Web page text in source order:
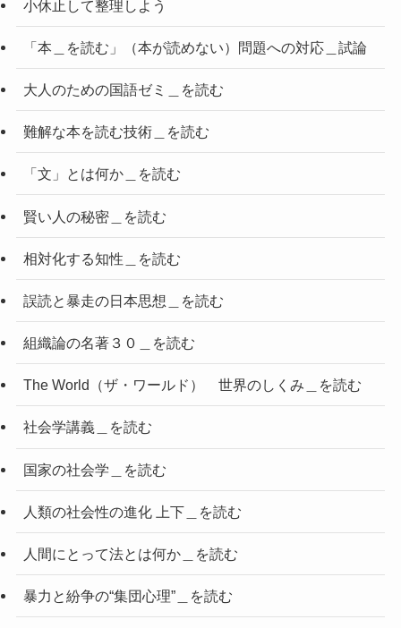
小休止して整理しよう
「本＿を読む」（本が読めない）問題への対応＿試論
大人のための国語ゼミ＿を読む
難解な本を読む技術＿を読む
「文」とは何か＿を読む
賢い人の秘密＿を読む
相対化する知性＿を読む
誤読と暴走の日本思想＿を読む
組織論の名著３０＿を読む
The World（ザ・ワールド） 世界のしくみ＿を読む
社会学講義＿を読む
国家の社会学＿を読む
人類の社会性の進化 上下＿を読む
人間にとって法とは何か＿を読む
暴力と紛争の“集団心理”＿を読む